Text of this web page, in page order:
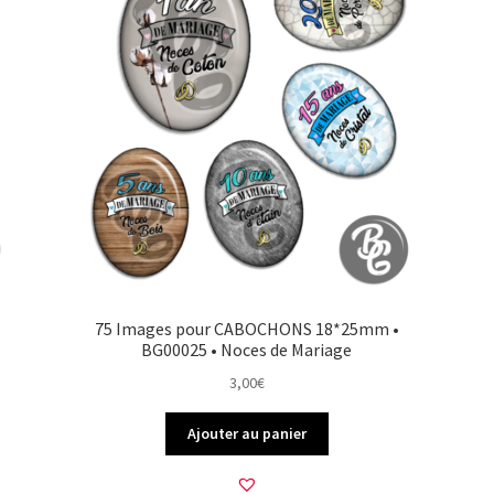
75 Images pour CABOCHONS 18*25mm •
BG00025 • Noces de Mariage
3,00€
Ajouter au panier